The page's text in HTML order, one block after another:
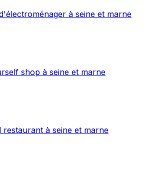
à seine et marne
shop à seine et marne
restaurant à seine et marne